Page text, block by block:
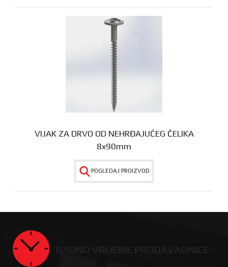
VIJAK ZA DRVO OD NEHRĐAJUĆEG ČELIKA
8x90mm
POGLEDAJ PROIZVOD